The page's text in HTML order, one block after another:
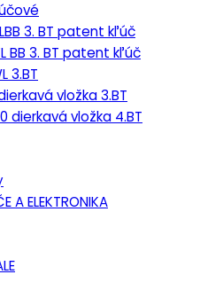
3. BT patent kľúč
BB 3. BT patent kľúč
3.BT
vložka 3.BT
dierkavá vložka 4.BT
A ELEKTRONIKA